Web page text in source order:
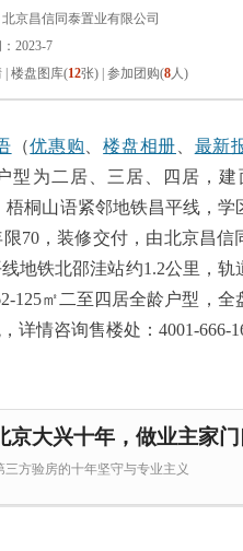
京昌信同泰置业有限公司
2023-7
楼盘图库(12张) 参加团购(8人)
（优惠购 、楼盘相册 最新
为二居、三居、四居，建
梧桐山语紧邻地铁昌平线，
70，装修交付，由北京昌信
地铁北邵洼站约1.2公里，轨
125㎡二至四居全龄户型，全
详情咨询售楼处：4001-666-
京大兴十年，做业主家
方验房的十年坚守与专业主义